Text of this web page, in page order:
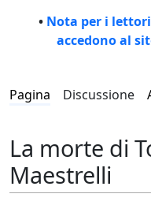
• Nota per i
accedono al
Pagina Discussione
La morte di
Maestrelli